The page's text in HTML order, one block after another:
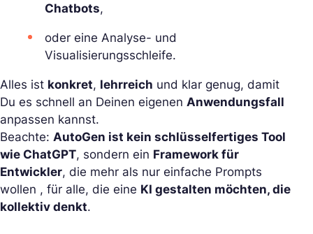
Chatbots,
oder eine Analyse- und
Visualisierungsschleife.
Alles ist konkret, lehrreich und klar genug, damit
Du es schnell an Deinen eigenen Anwendungsfall
anpassen kannst.
Beachte: AutoGen ist kein schlüsselfertiges Tool
wie ChatGPT, sondern ein Framework für
Entwickler, die mehr als nur einfache Prompts
wollen , für alle, die eine KI gestalten möchten, die
kollektiv denkt.